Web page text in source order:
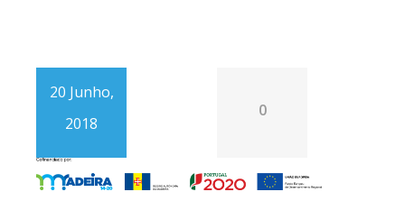
20 Junho,
2018
0